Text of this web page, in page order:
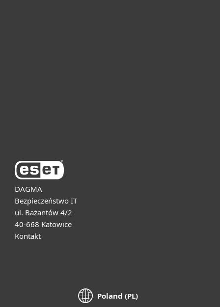
DAGMA
Bezpieczeństwo IT
ul. Bażantów 4/2
40-668 Katowice
Kontakt
Poland (PL)